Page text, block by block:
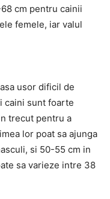
cm pentru cainii
femele, iar valul
usor dificil de
caini sunt foarte
trecut pentru a
lor poat sa ajunga
si 50-55 cm in
sa varieze intre 38